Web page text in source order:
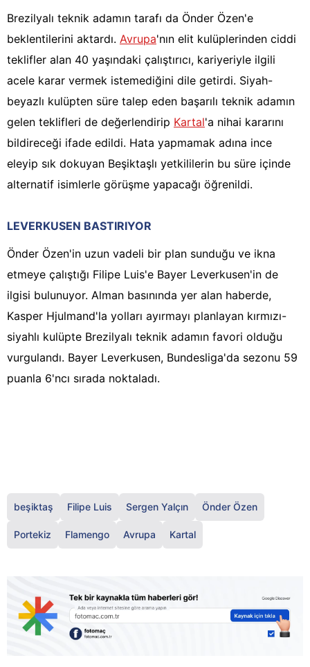
Brezilyalı teknik adamın tarafı da Önder Özen'e
beklentilerini aktardı. Avrupa'nın elit kulüplerinden ciddi
teklifler alan 40 yaşındaki çalıştırıcı, kariyeriyle ilgili
acele karar vermek istemediğini dile getirdi. Siyah-
beyazlı kulüpten süre talep eden başarılı teknik adamın
gelen teklifleri de değerlendirip Kartal'a nihai kararını
bildireceği ifade edildi. Hata yapmamak adına ince
eleyip sık dokuyan Beşiktaşlı yetkililerin bu süre içinde
alternatif isimlerle görüşme yapacağı öğrenildi.
LEVERKUSEN BASTIRIYOR
Önder Özen'in uzun vadeli bir plan sunduğu ve ikna
etmeye çalıştığı Filipe Luis'e Bayer Leverkusen'in de
ilgisi bulunuyor. Alman basınında yer alan haberde,
Kasper Hjulmand'la yolları ayırmayı planlayan kırmızı-
siyahlı kulüpte Brezilyalı teknik adamın favori olduğu
vurgulandı. Bayer Leverkusen, Bundesliga'da sezonu 59
puanla 6'ncı sırada noktaladı.
beşiktaş Filipe Luis Sergen Yalçın Önder Özen
Portekiz Flamengo Avrupa Kartal